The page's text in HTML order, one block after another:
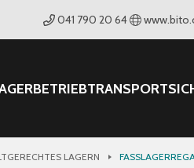
041 790 20 64
BETRIEBTRANSPORT
LAGERN